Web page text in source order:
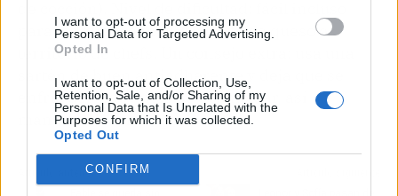
I want to opt-out of processing my
Personal Data for Targeted Advertising.
Opted In
I want to opt-out of Collection, Use,
Retention, Sale, and/or Sharing of my
Personal Data that Is Unrelated with the
Purposes for which it was collected.
Opted Out
CONFIRM
para los que creen que la tarta de queso es
territorio de chefs. Un consejo extra: usa una
sartén de buen antiadherente y deja que se
enfríe del todo antes de desmoldar, así
mantiene la forma perfecta.
Artículo anterior